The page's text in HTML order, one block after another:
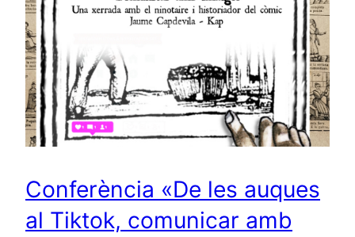
Conferència «De les auques
al Tiktok, comunicar amb